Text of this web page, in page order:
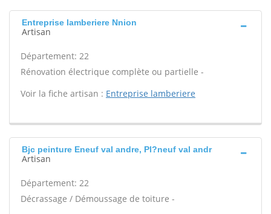
Entreprise lamberiere Nnion
Artisan
Département: 22
Rénovation électrique complète ou partielle -
Voir la fiche artisan : Entreprise lamberiere
Bjc peinture Eneuf val andre, Pl?neuf val andr
Artisan
Département: 22
Décrassage / Démoussage de toiture -